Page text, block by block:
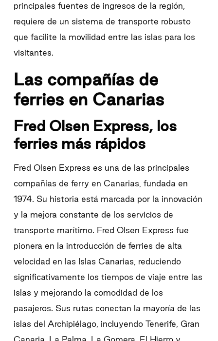
principales fuentes de ingresos de la región,
requiere de un sistema de transporte robusto
que facilite la movilidad entre las islas para los
visitantes.
Las compañías de
ferries en Canarias
Fred Olsen Express, los
ferries más rápidos
Fred Olsen Express es una de las principales
compañías de ferry en Canarias, fundada en
1974. Su historia está marcada por la innovación
y la mejora constante de los servicios de
transporte marítimo. Fred Olsen Express fue
pionera en la introducción de ferries de alta
velocidad en las Islas Canarias, reduciendo
significativamente los tiempos de viaje entre las
islas y mejorando la comodidad de los
pasajeros. Sus rutas conectan la mayoría de las
islas del Archipiélago, incluyendo Tenerife, Gran